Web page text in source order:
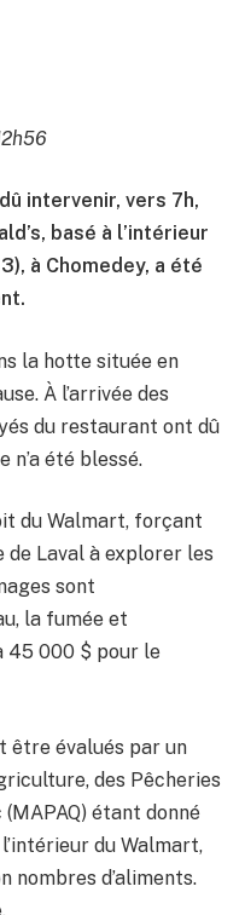
intervenir, vers 7h,
basé à l’intérieur
à Chomedey, a été
la hotte située en
À l’arrivée des
du restaurant ont dû
n’a été blessé.
du Walmart, forçant
de Laval à explorer les
sont
la fumée et
45 000 $ pour le
être évalués par un
des Pêcheries
étant donné
du Walmart,
nombres d’aliments.